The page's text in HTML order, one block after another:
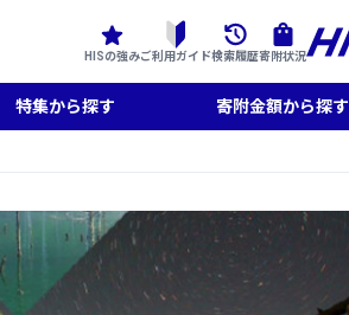
HISの強みご利用ガイド検索履歴寄附状況
特集から探す 寄附金額から探す